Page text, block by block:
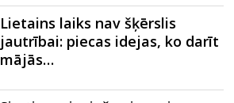
Lietains laiks nav šķērslis
jautrībai: piecas idejas, ko darīt
mājās…